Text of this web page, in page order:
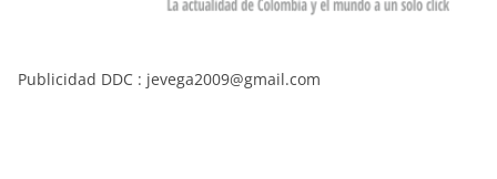
Publicidad DDC : jevega2009@gmail.com